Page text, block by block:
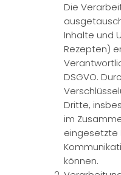
Die
Inhalte und
Rezepten)
DSGVO.
Dritte,
im
eingesetzte
können.